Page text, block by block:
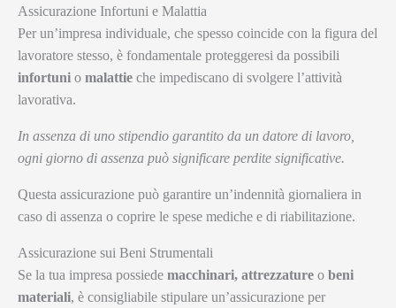
Assicurazione Infortuni e Malattia
Per un’impresa individuale, che spesso coincide con la figura del
lavoratore stesso, è fondamentale proteggeresi da possibili
infortuni o malattie che impediscano di svolgere l’attività
lavorativa.
In assenza di uno stipendio garantito da un datore di lavoro,
ogni giorno di assenza può significare perdite significative.
Questa assicurazione può garantire un’indennità giornaliera in
caso di assenza o coprire le spese mediche e di riabilitazione.
Assicurazione sui Beni Strumentali
Se la tua impresa possiede macchinari, attrezzature o beni
materiali, è consigliabile stipulare un’assicurazione per